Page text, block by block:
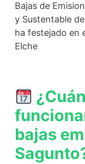
Bajas de
y Sustentable
ha festejado en
Elche
bajas